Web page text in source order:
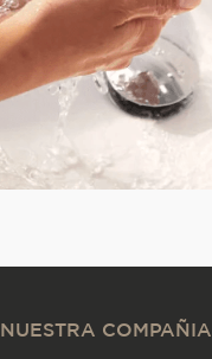
NUESTRA COMPAÑIA